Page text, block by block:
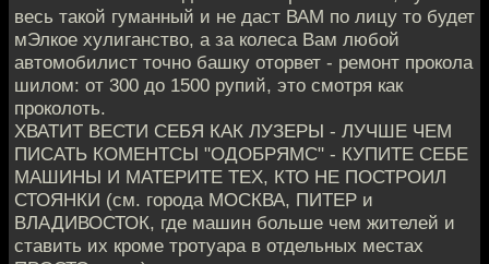
весь такой гуманный и не даст ВАМ по лицу то будет
мЭлкое хулиганство, а за колеса Вам любой
автомобилист точно башку оторвет - ремонт прокола
шилом: от 300 до 1500 рупий, это смотря как
проколоть.
ХВАТИТ ВЕСТИ СЕБЯ КАК ЛУЗЕРЫ - ЛУЧШЕ ЧЕМ
ПИСАТЬ КОМЕНТСЫ "ОДОБРЯМС" - КУПИТЕ СЕБЕ
МАШИНЫ И МАТЕРИТЕ ТЕХ, КТО НЕ ПОСТРОИЛ
СТОЯНКИ (см. города МОСКВА, ПИТЕР и
ВЛАДИВОСТОК, где машин больше чем жителей и
ставить их кроме тротуара в отдельных местах